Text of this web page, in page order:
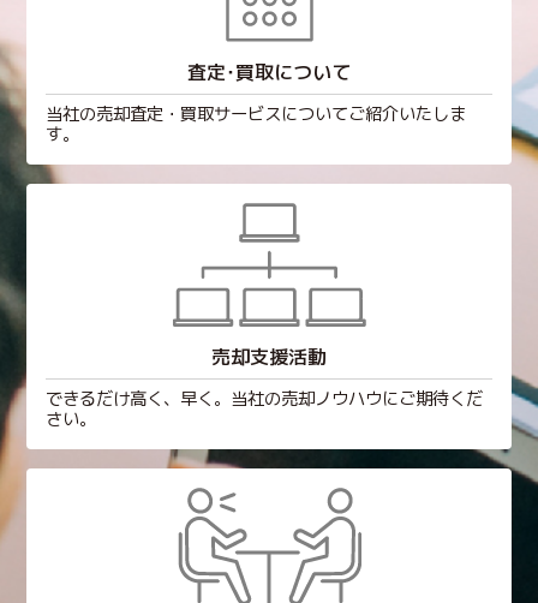
査定･買取について
当社の売却査定・買取サービスについてご紹介いたしま
す。
売却支援活動
できるだけ高く、早く。当社の売却ノウハウにご期待くだ
さい。